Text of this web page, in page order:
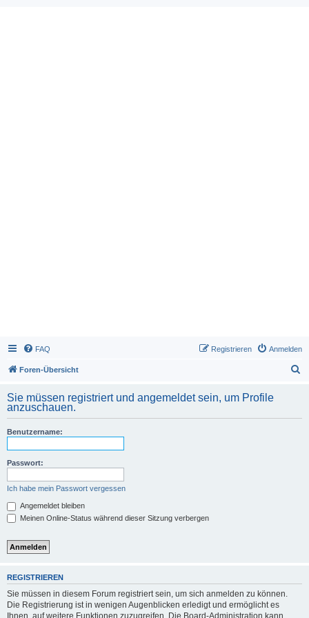
FAQ Anmelden
Registrieren
Foren-Übersicht
h
Sie müssen registriert und angemeldet sein, um Profile
anzuschauen.
Benutzername:
Passwort:
Ich habe mein Passwort vergessen
Angemeldet bleiben
Meinen Online-Status während dieser Sitzung verbergen
REGISTRIEREN
Sie müssen in diesem Forum registriert sein, um sich anmelden zu können.
Die Registrierung ist in wenigen Augenblicken erledigt und ermöglicht es
Ihnen, auf weitere Funktionen zuzugreifen. Die Board-Administration kann